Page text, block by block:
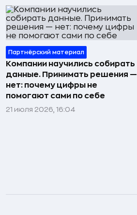
Партнёрский материал
Компании научились собирать
данные. Принимать решения —
нет: почему цифры не
помогают сами по себе
21 июля 2026, 16:04